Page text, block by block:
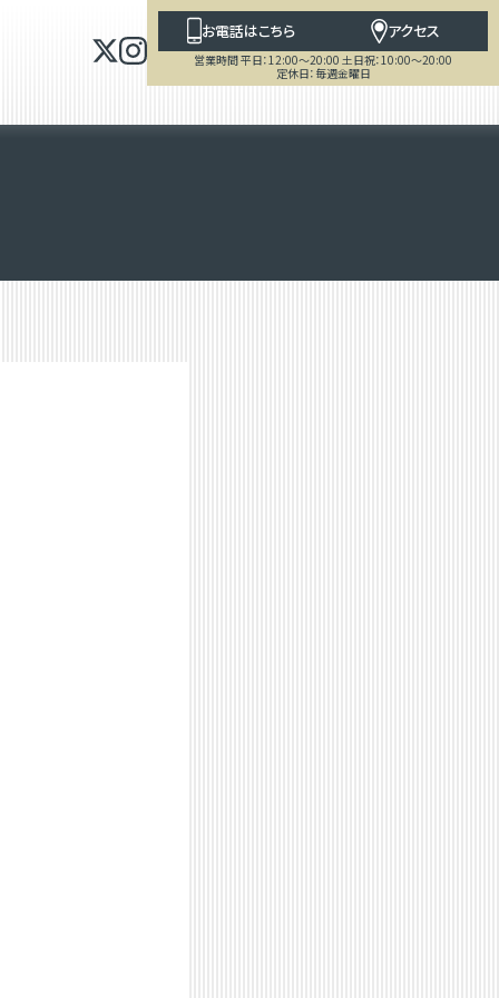
お電話はこちら アクセス
営業時間 平日：12:00～20:00 土日祝：10:00～20:00
定休日：毎週金曜日